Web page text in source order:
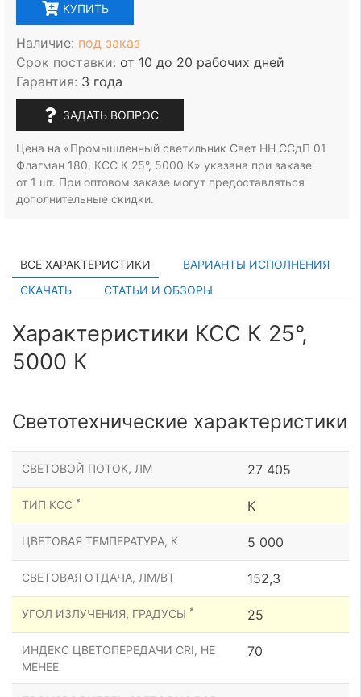
КУПИТЬ
Наличие: под заказ
Срок поставки: от 10 до 20 рабочих дней
Гарантия: 3 года
ЗАДАТЬ ВОПРОС
Цена на «Промышленный светильник Свет НН ССдП 01
Флагман 180, КСС К 25°, 5000 К» указана при заказе
от 1 шт. При оптовом заказе могут предоставляться
дополнительные скидки.
ВСЕ ХАРАКТЕРИСТИКИ
ВАРИАНТЫ ИСПОЛНЕНИЯ
СКАЧАТЬ
СТАТЬИ И ОБЗОРЫ
Характеристики КСС К 25°,
5000 К
Светотехнические характеристики
СВЕТОВОЙ ПОТОК, ЛМ 27 405
ТИП КСС * К
ЦВЕТОВАЯ ТЕМПЕРАТУРА, К 5 000
СВЕТОВАЯ ОТДАЧА, ЛМ/ВТ 152,3
УГОЛ ИЗЛУЧЕНИЯ, ГРАДУСЫ * 25
ИНДЕКС ЦВЕТОПЕРЕДАЧИ CRI, НЕ
МЕНЕЕ
70